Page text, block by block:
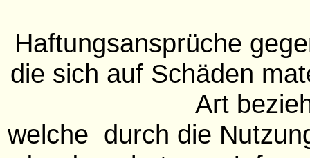
Haftungsansprüche
die sich auf Schäden
Art
welche durch die